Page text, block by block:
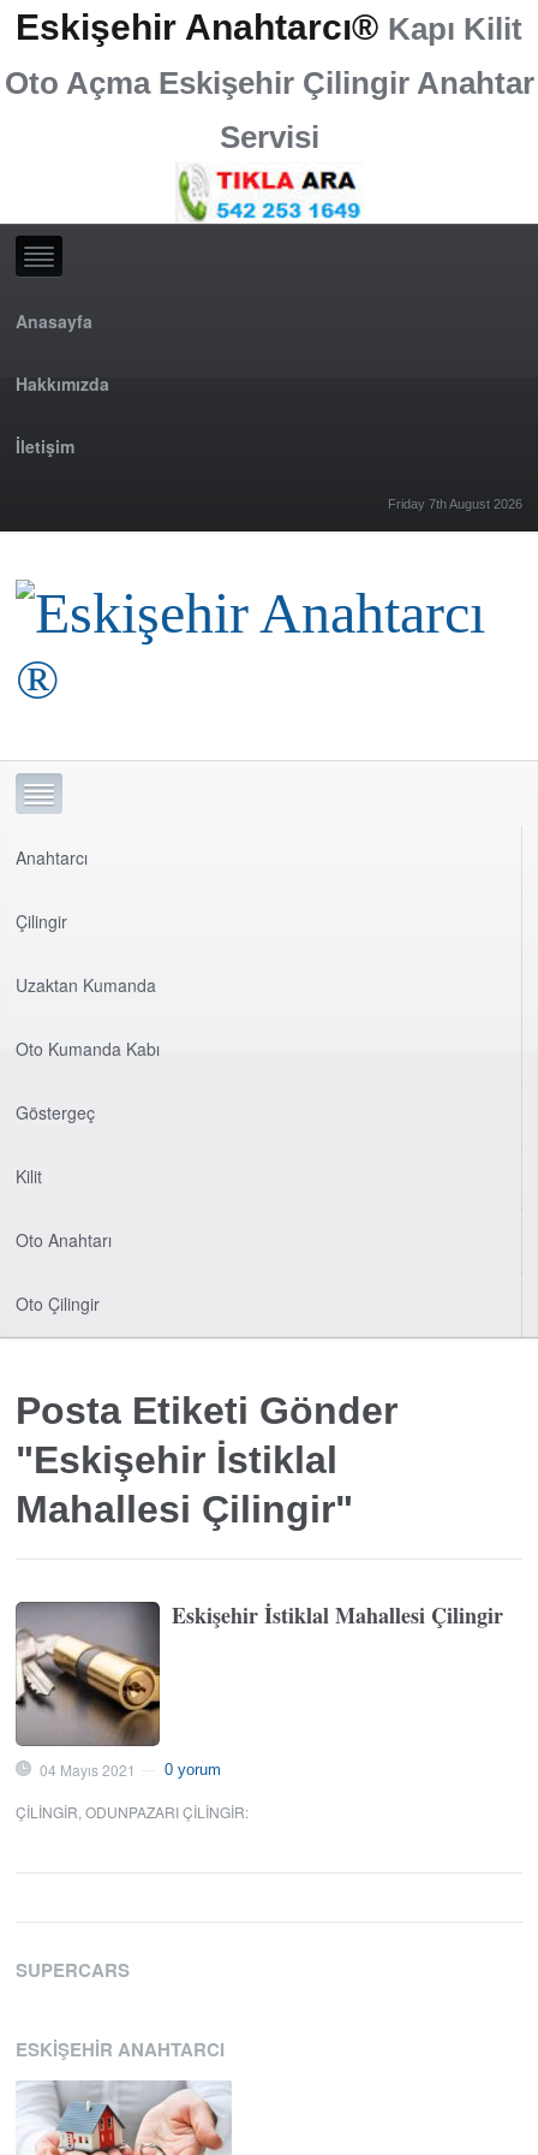
Eskişehir Anahtarcı® Kapı Kilit
Oto Açma Eskişehir Çilingir Anahtar
Servisi
Anasayfa
Hakkımızda
İletişim
Friday 7th August 2026
Anahtarcı
Çilingir
Uzaktan Kumanda
Oto Kumanda Kabı
Göstergeç
Kilit
Oto Anahtarı
Oto Çilingir
Posta Etiketi Gönder
"Eskişehir İstiklal
Mahallesi Çilingir"
Eskişehir İstiklal Mahallesi Çilingir
04 Mayıs 2021 0 yorum
ÇILINGIR,ODUNPAZARI ÇILINGIR:
SUPERCARS
ESKIŞEHIR ANAHTARCI